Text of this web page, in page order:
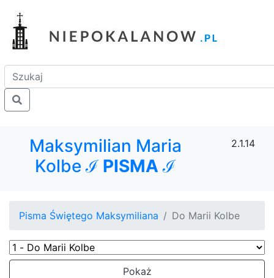
Maksymilian Maria
Kolbe ℐ PISMA ℐ
2.1.14
Pisma Świętego Maksymiliana Do Marii Kolbe
Pokaż